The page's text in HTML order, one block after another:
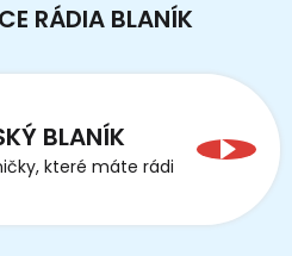
RÁDIA BLANÍK
BLANÍK
které máte rádi